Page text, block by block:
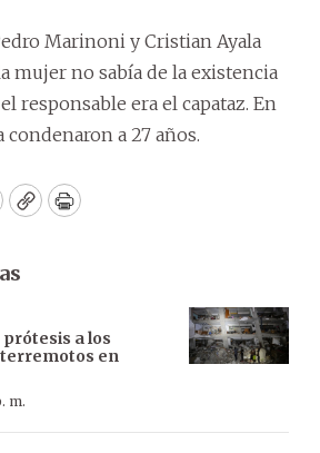
Marinoni y Cristian Ayala
mujer no sabía de la existencia
responsable era el capataz. En
a 27 años.
CopyPrint
a los
en
m.